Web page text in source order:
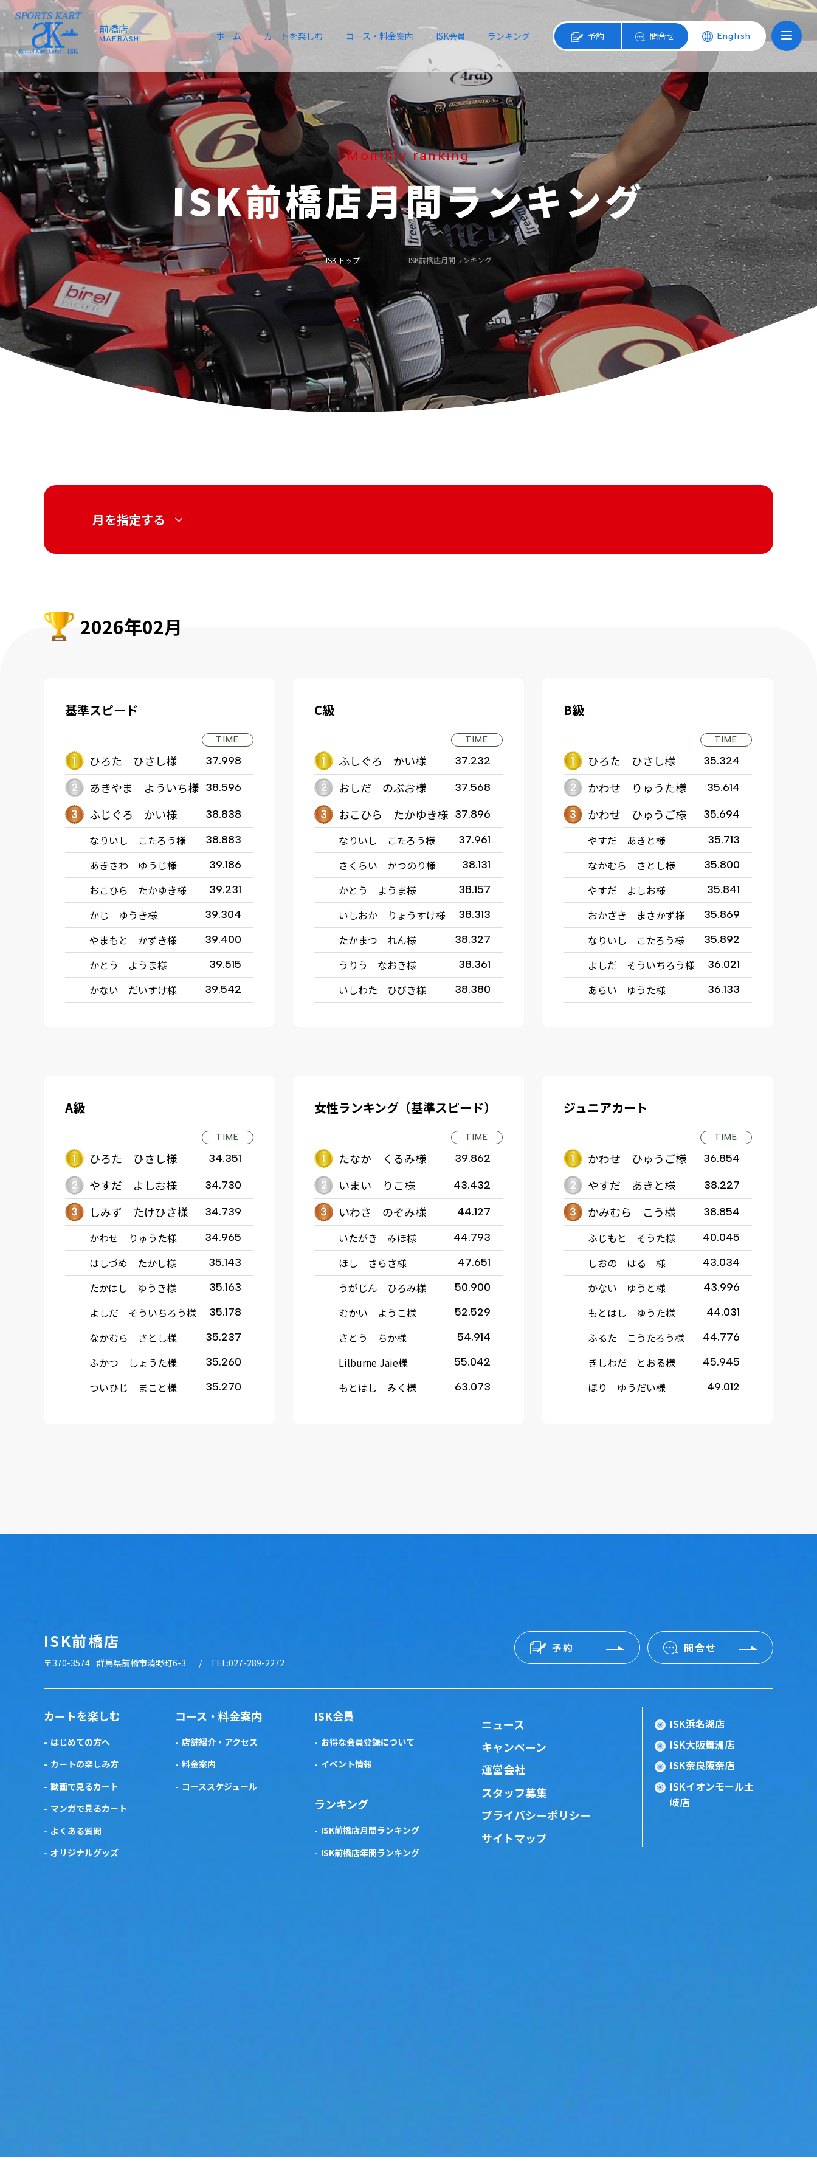
前橋店
MAEBASHI ホーム カートを楽しむ コース・料金案内 ISK会員 ランキング 予約 問合せ English
Monthly ranking
ISK前橋店月間ランキング
ISK トップ ISK前橋店月間ランキング
月を指定する
2026年02月
基準スピード
TIME
ひろた ひさし様 37.998
あきやま よういち様 38.596
ふじぐろ かい様 38.838
なりいし こたろう様 38.883
あきさわ ゆうじ様 39.186
おこひら たかゆき様 39.231
かじ ゆうき様 39.304
やまもと かずき様 39.400
かとう ようま様 39.515
かない だいすけ様 39.542
C級
TIME
ふしぐろ かい様 37.232
おしだ のぶお様 37.568
おこひら たかゆき様 37.896
なりいし こたろう様 37.961
さくらい かつのり様 38.131
かとう ようま様 38.157
いしおか りょうすけ様 38.313
たかまつ れん様 38.327
うりう なおき様 38.361
いしわた ひびき様 38.380
B級
TIME
ひろた ひさし様 35.324
かわせ りゅうた様 35.614
かわせ ひゅうご様 35.694
やすだ あきと様 35.713
なかむら さとし様 35.800
やすだ よしお様 35.841
おかざき まさかず様 35.869
なりいし こたろう様 35.892
よしだ そういちろう様 36.021
あらい ゆうた様 36.133
A級
TIME
ひろた ひさし様 34.351
やすだ よしお様 34.730
しみず たけひさ様 34.739
かわせ りゅうた様 34.965
はしづめ たかし様 35.143
たかはし ゆうき様 35.163
よしだ そういちろう様 35.178
なかむら さとし様 35.237
ふかつ しょうた様 35.260
ついひじ まこと様 35.270
女性ランキング（基準スピード）
TIME
たなか くるみ様 39.862
いまい りこ様 43.432
いわさ のぞみ様 44.127
いたがき みほ様 44.793
ほし さらさ様 47.651
うがじん ひろみ様 50.900
むかい ようこ様 52.529
さとう ちか様 54.914
Lilburne Jaie様 55.042
もとはし みく様 63.073
ジュニアカート
TIME
かわせ ひゅうご様 36.854
やすだ あきと様 38.227
かみむら こう様 38.854
ふじもと そうた様 40.045
しおの はる 様 43.034
かない ゆうと様 43.996
もとはし ゆうた様 44.031
ふるた こうたろう様 44.776
きしわだ とおる様 45.945
ほり ゆうだい様 49.012
ISK前橋店
〒370-3574 群馬県前橋市清野町6-3 TEL:027-289-2272
予約 問合せ
カートを楽しむ
はじめての方へ
カートの楽しみ方
動画で見るカート
マンガで見るカート
よくある質問
オリジナルグッズ
コース・料金案内
店舗紹介・アクセス
料金案内
コーススケジュール
ISK会員
お得な会員登録について
イベント情報
ランキング
ISK前橋店月間ランキング
ISK前橋店年間ランキング
ニュース
キャンペーン
運営会社
スタッフ募集
プライバシーポリシー
サイトマップ
ISK浜名湖店
ISK大阪舞洲店
ISK奈良阪奈店
ISKイオンモール土
岐店